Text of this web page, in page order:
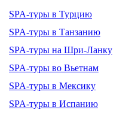
SPA-туры в Турцию
SPA-туры в Танзанию
SPA-туры на Шри-Ланку
SPA-туры во Вьетнам
SPA-туры в Мексику
SPA-туры в Испанию